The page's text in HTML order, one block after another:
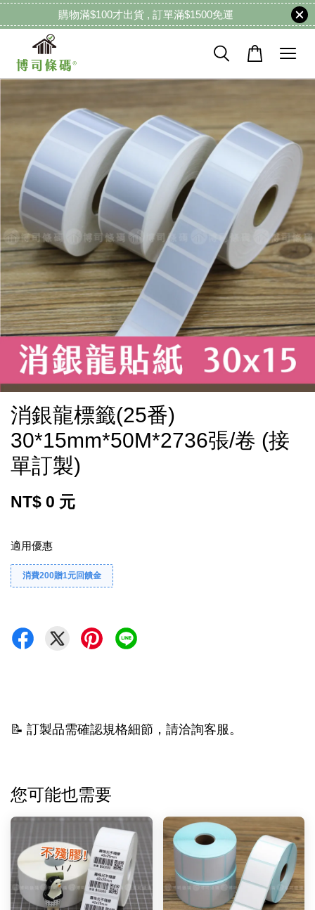
購物滿$100才出貨 , 訂單滿$1500免運
消銀龍標籤(25番)
30*15mm*50M*2736張/卷 (接
單訂製)
NT$ 0 元
適用優惠
消費200贈1元回饋金
📝 訂製品需確認規格細節，請洽詢客服。
您可能也需要